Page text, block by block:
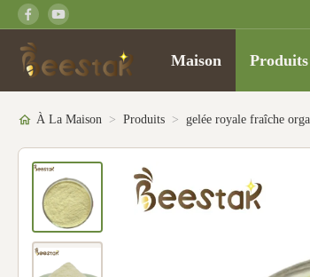
Maison Produits
À La Maison > Produits > gelée royale fraîche